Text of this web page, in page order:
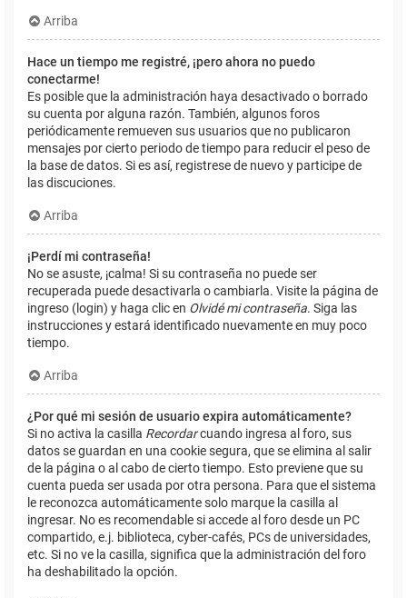
Arriba
Hace un tiempo me registré, ¡pero ahora no puedo
conectarme!
Es posible que la administración haya desactivado o borrado
su cuenta por alguna razón. También, algunos foros
periódicamente remueven sus usuarios que no publicaron
mensajes por cierto periodo de tiempo para reducir el peso de
la base de datos. Si es así, registrese de nuevo y participe de
las discuciones.
Arriba
¡Perdí mi contraseña!
No se asuste, ¡calma! Si su contraseña no puede ser
recuperada puede desactivarla o cambiarla. Visite la página de
ingreso (login) y haga clic en Olvidé mi contraseña. Siga las
instrucciones y estará identificado nuevamente en muy poco
tiempo.
Arriba
¿Por qué mi sesión de usuario expira automáticamente?
Si no activa la casilla Recordarcuando ingresa al foro, sus
datos se guardan en una cookie segura, que se elimina al salir
de la página o al cabo de cierto tiempo. Esto previene que su
cuenta pueda ser usada por otra persona. Para que el sistema
le reconozca automáticamente solo marque la casilla al
ingresar. No es recomendable si accede al foro desde un PC
compartido, e.j. biblioteca, cyber-cafés, PCs de universidades,
etc. Si no ve la casilla, significa que la administración del foro
ha deshabilitado la opción.